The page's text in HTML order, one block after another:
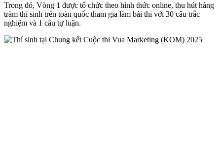
Trong đó, Vòng 1 được tổ chức theo hình thức online, thu hút hàng
trăm thí sinh trên toàn quốc tham gia làm bài thi với 30 câu trắc
nghiệm và 1 câu tự luận.